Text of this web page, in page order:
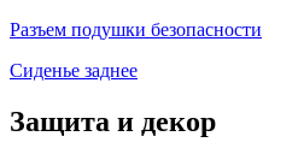
Разъем подушки безопасности
Сиденье заднее
Защита и декор